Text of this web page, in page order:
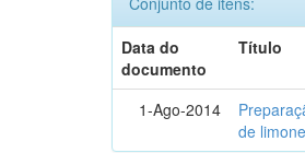
Data do
documento
Título
1-Ago-2014
de